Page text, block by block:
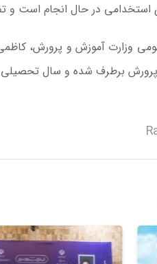
استخدامی در حال انجام است و
وزارت آموزش و پرورش،
برطرف شده و سال تحصیلی